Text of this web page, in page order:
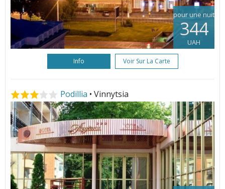
pour une nuit
344
UAH
Info Voir Sur La Carte
Podillia • Vinnytsia